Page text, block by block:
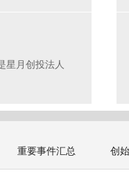
重要事件汇总 创